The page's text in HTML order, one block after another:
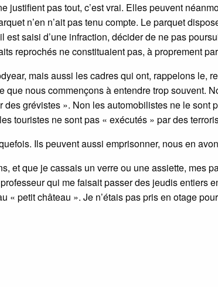
justifient pas tout, c’est vrai. Elles peuvent
n’en n’ait pas tenu compte. Le parquet
est saisi d’une infraction, décider de ne pas
reprochés ne constituaient pas, à proprement
mais aussi les cadres qui ont, rappelons le,
que nous commençons à entendre trop souvent.
des grévistes ». Non les automobilistes ne le sont
touristes ne sont pas « exécutés » par des
Ils peuvent aussi emprisonner, nous en
et que je cassais un verre ou une assiette, mes
qui me faisait passer des jeudis entiers
« petit château ». Je n’étais pas pris en otage